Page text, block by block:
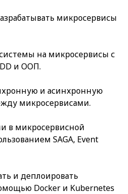
микросервисы
на микросервисы с
и ООП.
и асинхронную
микросервисами.
в микросервисной
SAGA, Event
и деплоировать
Docker и Kubernetes